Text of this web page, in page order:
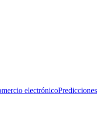
electrónicoPredicciones